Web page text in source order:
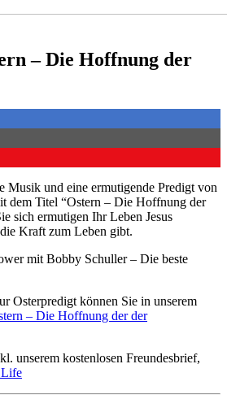
– Die Hoffnung der
Musik und eine ermutigende Predigt von
dem Titel “Ostern – Die Hoffnung der
sich ermutigen Ihr Leben Jesus
Kraft zum Leben gibt.
mit Bobby Schuller – Die beste
Osterpredigt können Sie in unserem
– Die Hoffnung der der
unserem kostenlosen Freundesbrief,